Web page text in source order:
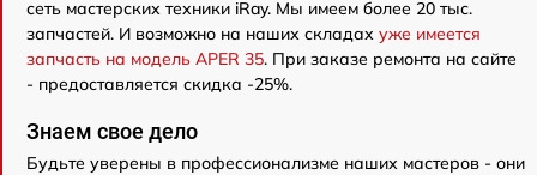
сеть мастерских техники iRay. Мы имеем более 20 тыс.
запчастей. И возможно на наших складах уже имеется
запчасть на модель APER 35. При заказе ремонта на сайте
- предоставляется скидка -25%.
Знаем свое дело
Будьте уверены в профессионализме наших мастеров - они